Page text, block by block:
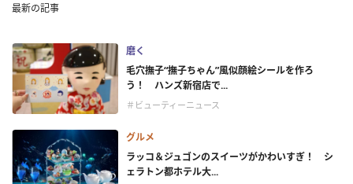
最新の記事
磨く
毛穴撫子“撫子ちゃん”風似顔絵シールを作ろ
う！ ハンズ新宿店で...
＃ビューティーニュース
グルメ
ラッコ＆ジュゴンのスイーツがかわいすぎ！ シ
ェラトン都ホテル大...